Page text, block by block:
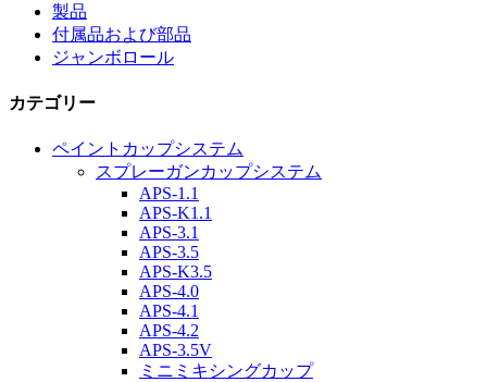
製品
付属品および部品
ジャンボロール
カテゴリー
ペイントカップシステム
スプレーガンカップシステム
APS-1.1
APS-K1.1
APS-3.1
APS-3.5
APS-K3.5
APS-4.0
APS-4.1
APS-4.2
APS-3.5V
ミニミキシングカップ